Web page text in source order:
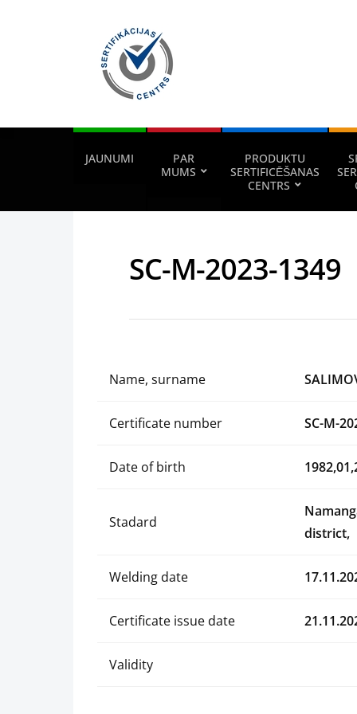
JAUNUMI
PAR
MUMS
PRODUKTU
SERTIFICĒŠANAS
CENTRS
SC-M-2023-1349
Name, surname
Certificate number SC-M-
Date of birth
Stadard
district,
Welding date
Certificate issue date
Validity